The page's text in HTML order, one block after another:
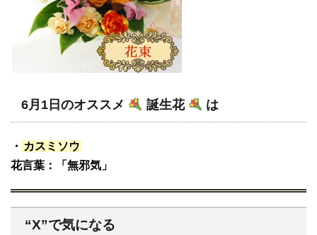
6月1日のオススメ 誕生花 は
・ カスミソウ
花言葉：「無邪気」
“X”で気になる